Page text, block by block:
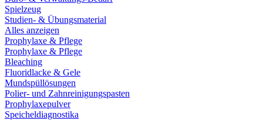
Spielzeug
Studien- & Übungsmaterial
Alles anzeigen
Prophylaxe & Pflege
Prophylaxe & Pflege
Bleaching
Fluoridlacke & Gele
Mundspüllösungen
Polier- und Zahnreinigungspasten
Prophylaxepulver
Speicheldiagnostika